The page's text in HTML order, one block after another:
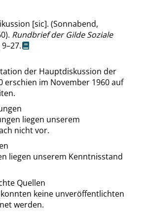
[sic]. (Sonnabend,
Rundbrief der Gilde Soziale
der Hauptdiskussion der
erschien im November 1960 auf
liegen unserem
nicht vor.
liegen unserem Kenntnisstand
Quellen
keine unveröffentlichten
werden.